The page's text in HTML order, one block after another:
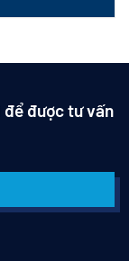
được tư vấn